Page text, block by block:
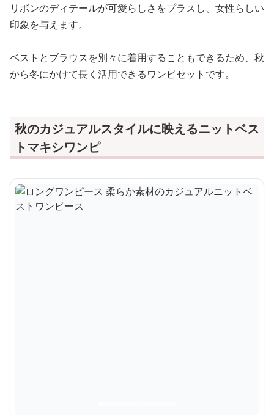
リボンのディテールが可愛らしさをプラスし、女性らしい
印象を与えます。
ベストとブラウスを別々に着用することもできるため、秋
から冬にかけて長く活用できるワンピセットです。
秋のカジュアルスタイルに映えるニットベス
トマキシワンピ